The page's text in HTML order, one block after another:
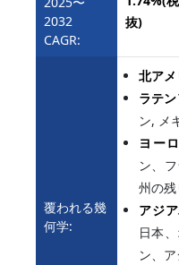
2032
CAGR:
抜)
覆われる幾
何学:
北ア
ラテ
ン, メ
ヨー
ン、
州の残
アジ
日本
ン、